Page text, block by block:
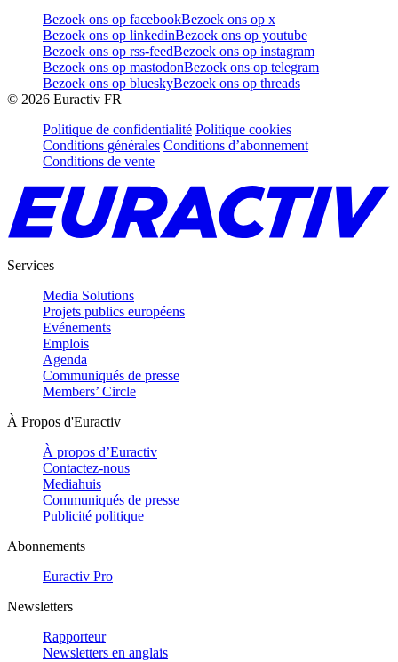
Bezoek ons op facebookBezoek ons op x
Bezoek ons op linkedinBezoek ons op youtube
Bezoek ons op rss-feedBezoek ons op instagram
Bezoek ons op mastodonBezoek ons op telegram
Bezoek ons op blueskyBezoek ons op threads
© 2026 Euractiv FR
Politique de confidentialité Politique cookies
Conditions générales Conditions d’abonnement
Conditions de vente
Services
Media Solutions
Projets publics européens
Evénements
Emplois
Agenda
Communiqués de presse
Members’ Circle
À Propos d'Euractiv
À propos d’Euractiv
Contactez-nous
Mediahuis
Communiqués de presse
Publicité politique
Abonnements
Euractiv Pro
Newsletters
Rapporteur
Newsletters en anglais